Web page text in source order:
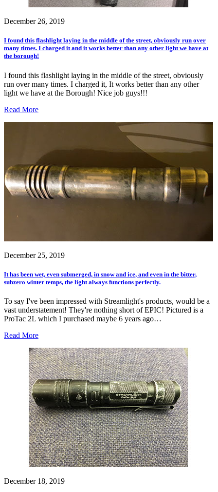
December 26, 2019
I found this flashlight laying in the middle of the street, obviously run over
many times. I charged it and it works better than any other light we have at
the borough!
I found this flashlight laying in the middle of the street, obviously
run over many times. I charged it, It works better than any other
light we have at the Borough! Nice job guys!!!
Read More
December 25, 2019
It has been wet, even submerged, in snow and ice, and even in the bitter,
subzero winter temps, the light always functions perfectly.
To say I've been impressed with Streamlight's products, would be a
vast understatement! They're nothing short of EPIC! Pictured is a
ProTac 2L which I purchased maybe 6 years ago…
Read More
December 18, 2019